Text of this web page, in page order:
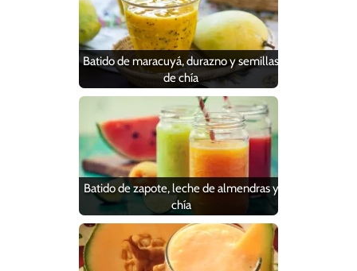
Batido de maracuyá, durazno y semillas
de chía
Batido de zapote, leche de almendras y
chía